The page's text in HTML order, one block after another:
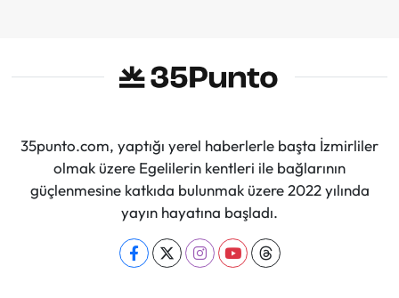
35punto.com, yaptığı yerel haberlerle başta İzmirliler
olmak üzere Egelilerin kentleri ile bağlarının
güçlenmesine katkıda bulunmak üzere 2022 yılında
yayın hayatına başladı.